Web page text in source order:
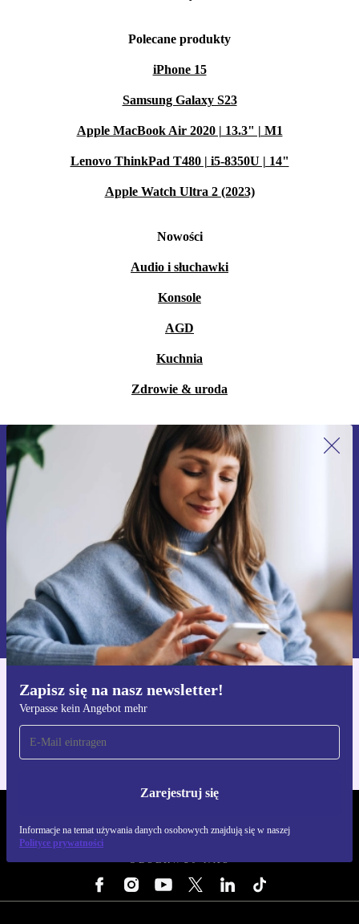
Polecane produkty
iPhone 15
Samsung Galaxy S23
Apple MacBook Air 2020 | 13.3" | M1
Lenovo ThinkPad T480 | i5-8350U | 14"
Apple Watch Ultra 2 (2023)
Nowości
Audio i słuchawki
Konsole
AGD
Kuchnia
Zdrowie & uroda
Zapisz się na nasz newsletter!
Verpasse kein Angebot mehr
Zarejestruj się
Informacje na temat używania danych osobowych znajdują się w naszej
Polityce prywatności
Zapisz się na nasz newsletter!
Nie przegap żadnej oferty.
Zarejestruj się
Informacje na temat używania danych osobowych znajdują się w
naszej
Polityce prywatności
Pobierz aplikację refurbed
Dla iOS i Android
OBSERWUJ NAS